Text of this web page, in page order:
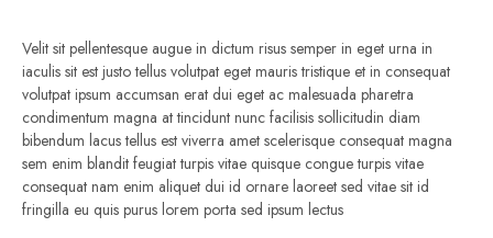
Velit sit pellentesque augue in dictum risus semper in eget urna in
iaculis sit est justo tellus volutpat eget mauris tristique et in consequat
volutpat ipsum accumsan erat dui eget ac malesuada pharetra
condimentum magna at tincidunt nunc facilisis sollicitudin diam
bibendum lacus tellus est viverra amet scelerisque consequat magna
sem enim blandit feugiat turpis vitae quisque congue turpis vitae
consequat nam enim aliquet dui id ornare laoreet sed vitae sit id
fringilla eu quis purus lorem porta sed ipsum lectus